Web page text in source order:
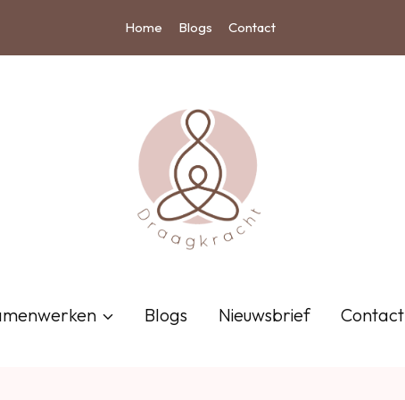
Home Blogs Contact
Blogs Nieuwsbrief Contact